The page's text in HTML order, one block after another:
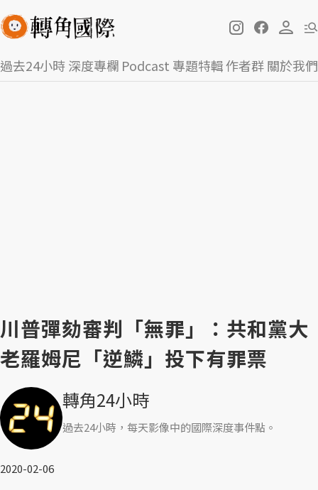
過去24小時深度專欄 Podcast 專題特輯作者群關於我們
川普彈劾審判「無罪」：共和黨大
老羅姆尼「逆鱗」投下有罪票
轉角24小時
過去24小時，每天影像中的國際深度事件點。
2020-02-06